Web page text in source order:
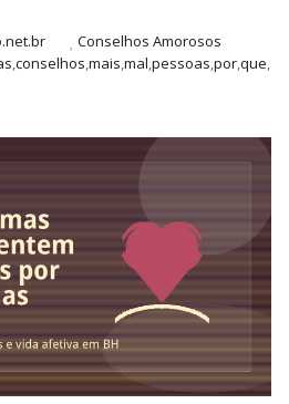
Conselhos Amorosos
,conselhos,mais,mal,pessoas,por,que,